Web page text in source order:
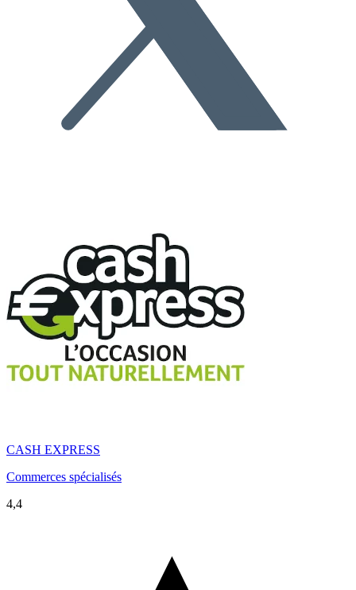
CASH EXPRESS
Commerces spécialisés
4,4